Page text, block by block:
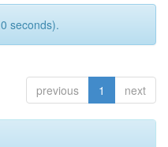
seconds).
previous 1 next